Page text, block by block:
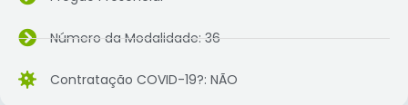
Número da Modalidade: 36
Contratação COVID-19?: NÃO